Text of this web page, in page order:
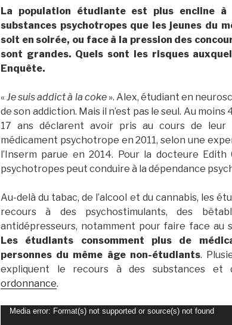
La population étudiante est plus encline à
substances psychotropes que les jeunes du
soit en soirée, ou face à la pression des
sont grandes. Quels sont les risques
Enquête.
«Je suis addict à la coke». Alex, étudiant en
de son addiction. Mais il n’est pas le seul. Au moins
17 ans déclarent avoir pris au cours de leur
médicament psychotrope en 2011, selon une
l’Inserm parue en 2014. Pour la docteure Edith
psychotropes peut conduire à la dépendance
Au-delà du tabac, de l’alcool et du cannabis, les
recours à des psychostimulants, des
antidépresseurs, notamment pour faire face au
Les étudiants consomment plus de
personnes du même âge non-étudiants.
expliquent le recours à des substances et
ordonnance.
Lecteur
Media error: Format(s) not supported or source(s) not found